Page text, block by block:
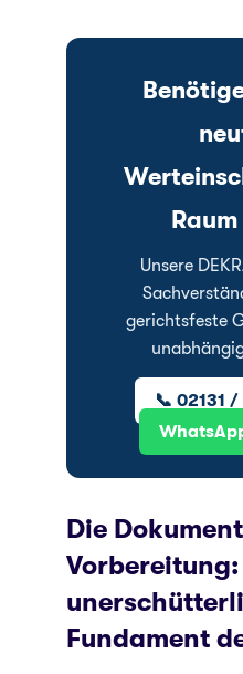
Raum
Unsere
gerichtsfeste
📞 02131
Die
Vorbereitung:
Fundament